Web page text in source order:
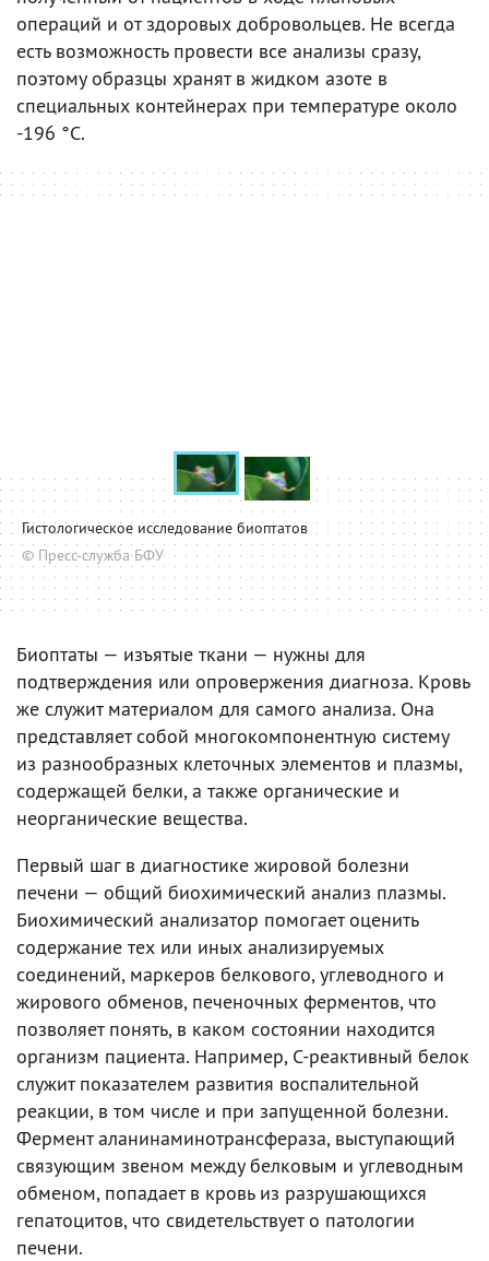
операций и от здоровых добровольцев. Не всегда
есть возможность провести все анализы сразу,
поэтому образцы хранят в жидком азоте в
специальных контейнерах при температуре около
-196 °C.
Гистологическое исследование биоптатов
© Пресс-служба БФУ
Биоптаты — изъятые ткани — нужны для
подтверждения или опровержения диагноза. Кровь
же служит материалом для самого анализа. Она
представляет собой многокомпонентную систему
из разнообразных клеточных элементов и плазмы,
содержащей белки, а также органические и
неорганические вещества.
Первый шаг в диагностике жировой болезни
печени — общий биохимический анализ плазмы.
Биохимический анализатор помогает оценить
содержание тех или иных анализируемых
соединений, маркеров белкового, углеводного и
жирового обменов, печеночных ферментов, что
позволяет понять, в каком состоянии находится
организм пациента. Например, С-реактивный белок
служит показателем развития воспалительной
реакции, в том числе и при запущенной болезни.
Фермент аланинаминотрансфераза, выступающий
связующим звеном между белковым и углеводным
обменом, попадает в кровь из разрушающихся
гепатоцитов, что свидетельствует о патологии
печени.